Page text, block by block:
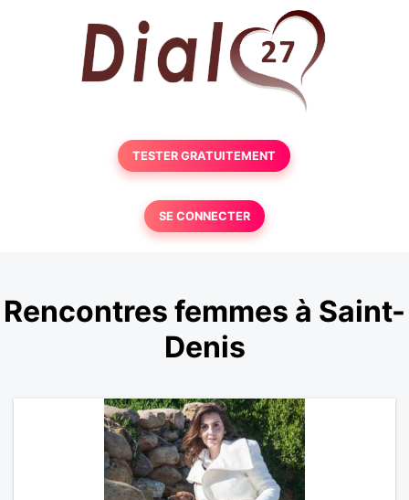
TESTER GRATUITEMENT
SE CONNECTER
Rencontres femmes à Saint-
Denis